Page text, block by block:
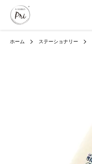
ホーム ステーショナリー